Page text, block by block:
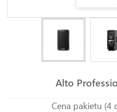
Alto
Cena pakietu (4